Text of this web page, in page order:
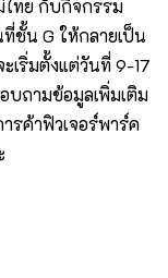
ทย กับกิจกรรม
ชั้น G ให้กลายเป็น
เริ่มตั้งแต่วันที่ 9-17
บถามข้อมูลเพิ่มเติม
รค้าฟิวเจอร์พาร์ค